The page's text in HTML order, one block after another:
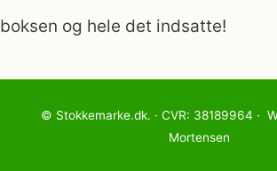
boksen og hele det indsatte!
© Stokkemarke.dk. · CVR: 38189964 ·
Mortensen